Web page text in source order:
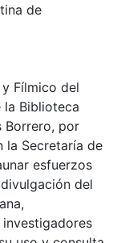
de
Fílmico del
la Biblioteca
Borrero, por
la Secretaría de
esfuerzos
del